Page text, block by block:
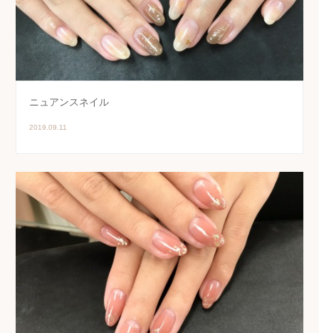
ニュアンスネイル
2019.09.11